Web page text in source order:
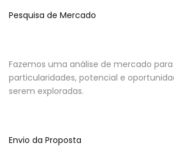
Pesquisa de Mercado
Fazemos uma análise de mercado
particularidades, potencial e
serem exploradas.
Envio da Proposta